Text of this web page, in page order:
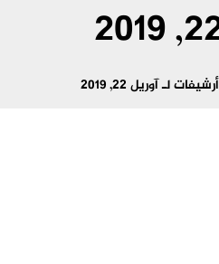
أرشيفات لـ آوریل 22, 2019